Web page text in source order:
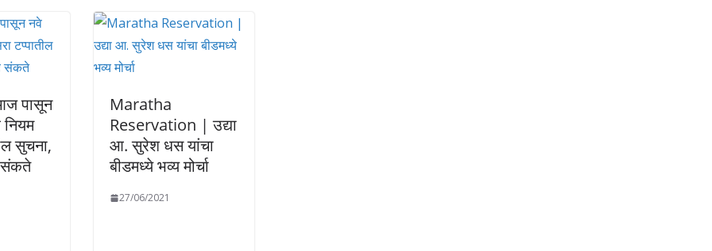
पासून
नियम
सुचना,
संकते
Maratha
Reservation | उद्या
आ. सुरेश धस यांचा
बीडमध्ये भव्य मोर्चा
27/06/2021